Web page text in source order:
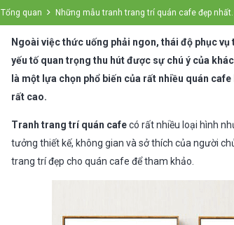
Tổng quan Những mẫu tranh trang trí quán cafe đẹp nhất.
Ngoài việc thức uống phải ngon, thái độ phục
yếu tố quan trọng thu hút được sự chú ý của
là một lựa chọn phổ biến của rất nhiều quán
rất cao.
Tranh trang trí quán cafecó rất nhiều loại hình
tưởng thiết kế, không gian và sở thích của người
trang trí đẹp cho quán cafe để tham khảo.